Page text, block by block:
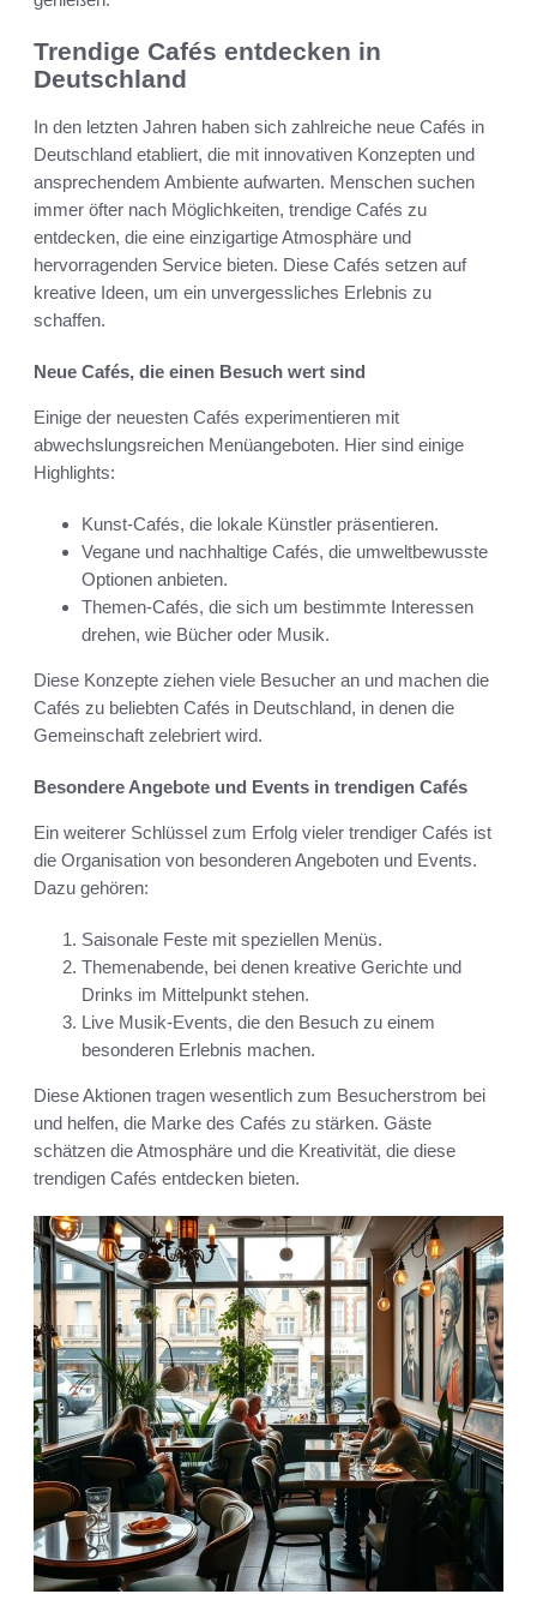
Trendige Cafés entdecken in
Deutschland
In den letzten Jahren haben sich zahlreiche neue Cafés in
Deutschland etabliert, die mit innovativen Konzepten und
ansprechendem Ambiente aufwarten. Menschen suchen
immer öfter nach Möglichkeiten, trendige Cafés zu
entdecken, die eine einzigartige Atmosphäre und
hervorragenden Service bieten. Diese Cafés setzen auf
kreative Ideen, um ein unvergessliches Erlebnis zu
schaffen.
Neue Cafés, die einen Besuch wert sind
Einige der neuesten Cafés experimentieren mit
abwechslungsreichen Menüangeboten. Hier sind einige
Highlights:
Kunst-Cafés, die lokale Künstler präsentieren.
Vegane und nachhaltige Cafés, die umweltbewusste
Optionen anbieten.
Themen-Cafés, die sich um bestimmte Interessen
drehen, wie Bücher oder Musik.
Diese Konzepte ziehen viele Besucher an und machen die
Cafés zu beliebten Cafés in Deutschland, in denen die
Gemeinschaft zelebriert wird.
Besondere Angebote und Events in trendigen Cafés
Ein weiterer Schlüssel zum Erfolg vieler trendiger Cafés ist
die Organisation von besonderen Angeboten und Events.
Dazu gehören:
Saisonale Feste mit speziellen Menüs.
Themenabende, bei denen kreative Gerichte und
Drinks im Mittelpunkt stehen.
Live Musik-Events, die den Besuch zu einem
besonderen Erlebnis machen.
Diese Aktionen tragen wesentlich zum Besucherstrom bei
und helfen, die Marke des Cafés zu stärken. Gäste
schätzen die Atmosphäre und die Kreativität, die diese
trendigen Cafés entdecken bieten.